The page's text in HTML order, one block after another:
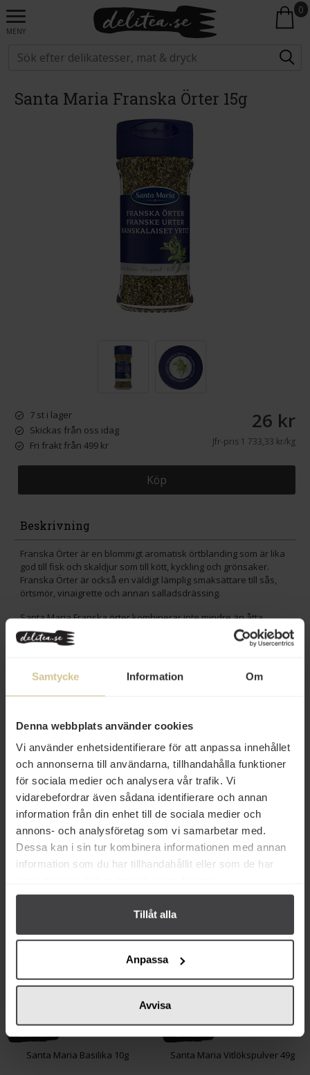
Samtycke Information Om
Denna webbplats använder cookies
Vi använder enhetsidentifierare för att anpassa innehållet
och annonserna till användarna, tillhandahålla funktioner
för sociala medier och analysera vår trafik. Vi
vidarebefordrar även sådana identifierare och annan
information från din enhet till de sociala medier och
annons- och analysföretag som vi samarbetar med.
Dessa kan i sin tur kombinera informationen med annan
information som du har tillhandahållit eller som de har
Tillåt alla
Anpassa
Avvisa
MENY
0
Santa Maria Franska Örter 15g
7 st i lager
Skickas från oss idag
Fri frakt från 499 kr
26 kr
Jfr-pris1 733,33 kr/kg
Köp
Beskrivning
Franska Örter är en blommigt aromatisk örtblanding som är lika
god till fisk och skaldjur som till kött, kyckling och grönsaker.
Franska Örter är också en väldigt lämplig smaksättare till sås,
örtsmör, vinaigrette och annan salladsdrässing.
Santa Maria Franska örter kombinerar inte mindre än åtta
klassiska medelhavsörter som gör det enkelt att sätta fransk
prägel på maten.
Innehåll
Produktfakta
Prishistorik
Andra köper även
26 kr
Santa Maria Basilika 10g
27 kr
Santa Maria Vitlökspulver 49g